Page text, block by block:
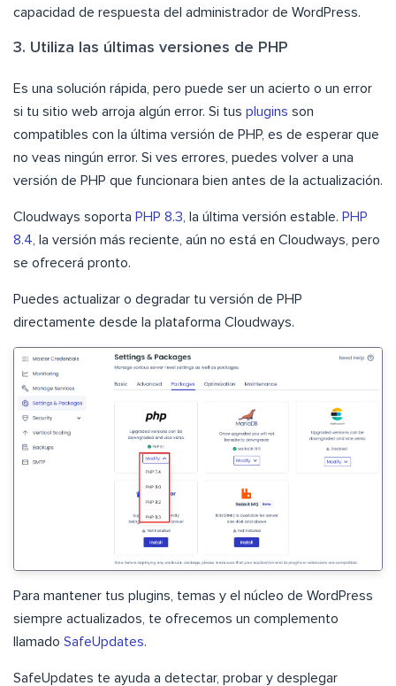
capacidad de respuesta del administrador de WordPress.
3. Utiliza las últimas versiones de PHP
Es una solución rápida, pero puede ser un acierto o un error
si tu sitio web arroja algún error. Si tus plugins son
compatibles con la última versión de PHP, es de esperar que
no veas ningún error. Si ves errores, puedes volver a una
versión de PHP que funcionara bien antes de la actualización.
Cloudways soporta PHP 8.3 , la última versión estable. PHP
8.4 , la versión más reciente, aún no está en Cloudways, pero
se ofrecerá pronto.
Puedes actualizar o degradar tu versión de PHP
directamente desde la plataforma Cloudways.
Para mantener tus plugins, temas y el núcleo de WordPress
siempre actualizados, te ofrecemos un complemento
llamado SafeUpdates.
SafeUpdates te ayuda a detectar, probar y desplegar